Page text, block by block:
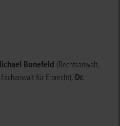
Bonefeld (Rechtsanwalt,
für Erbrecht), Dr.